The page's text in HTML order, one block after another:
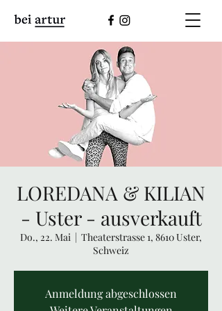
LOREDANA & KILIAN
- Uster - ausverkauft
Do., 22. Mai
  |
Theaterstrasse 1, 8610 Uster,
Schweiz
Anmeldung abgeschlossen